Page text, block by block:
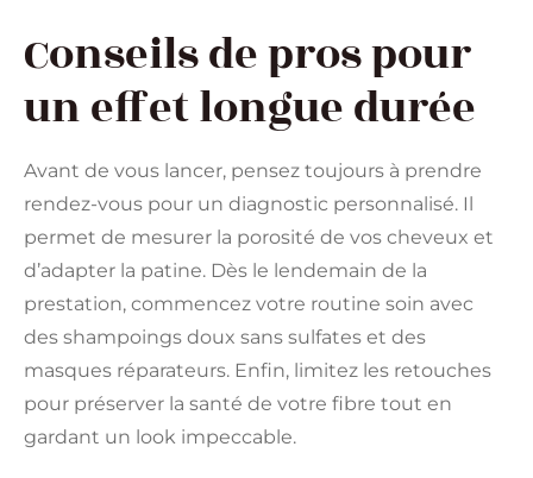
Conseils de pros pour
un effet longue durée
Avant de vous lancer, pensez toujours à prendre
rendez-vous pour un diagnostic personnalisé. Il
permet de mesurer la porosité de vos cheveux et
d’adapter la patine. Dès le lendemain de la
prestation, commencez votre routine soin avec
des shampoings doux sans sulfates et des
masques réparateurs. Enfin, limitez les retouches
pour préserver la santé de votre fibre tout en
gardant un look impeccable.